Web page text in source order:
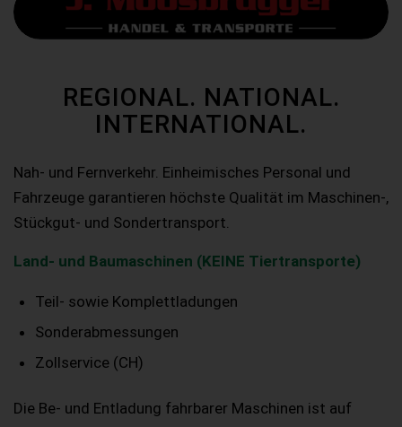
REGIONAL. NATIONAL.
INTERNATIONAL.
Nah- und Fernverkehr. Einheimisches Personal und
Fahrzeuge garantieren höchste Qualität im Maschinen-,
Stückgut- und Sondertransport.
Land- und Baumaschinen (KEINE Tiertransporte)
Teil- sowie Komplettladungen
Sonderabmessungen
Zollservice (CH)
Die Be- und Entladung fahrbarer Maschinen ist auf